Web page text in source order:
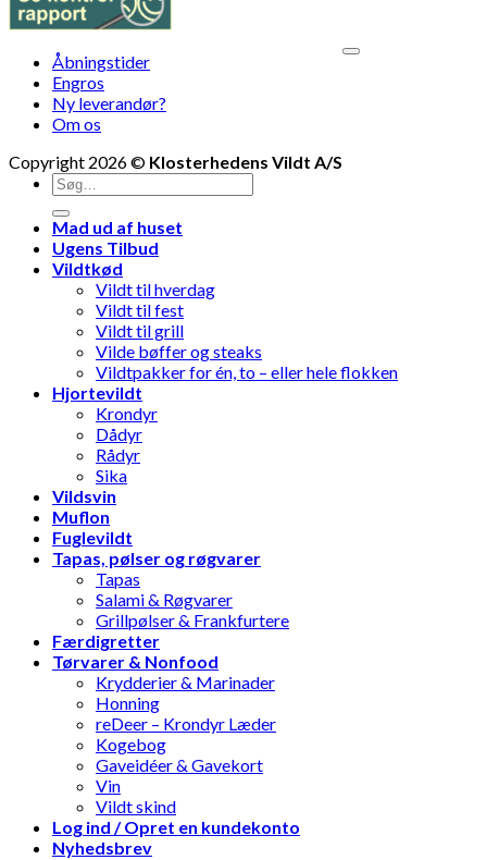
Åbningstider
Engros
Ny leverandør?
Om os
Copyright 2026 © Klosterhedens Vildt A/S
Søg
efter:
Mad ud af huset
Ugens Tilbud
Vildtkød
Vildt til hverdag
Vildt til fest
Vildt til grill
Vilde bøffer og steaks
Vildtpakker for én, to – eller hele flokken
Hjortevildt
Krondyr
Dådyr
Rådyr
Sika
Vildsvin
Muflon
Fuglevildt
Tapas, pølser og røgvarer
Tapas
Salami & Røgvarer
Grillpølser & Frankfurtere
Færdigretter
Tørvarer & Nonfood
Krydderier & Marinader
Honning
reDeer – Krondyr Læder
Kogebog
Gaveidéer & Gavekort
Vin
Vildt skind
Log ind / Opret en kundekonto
Nyhedsbrev